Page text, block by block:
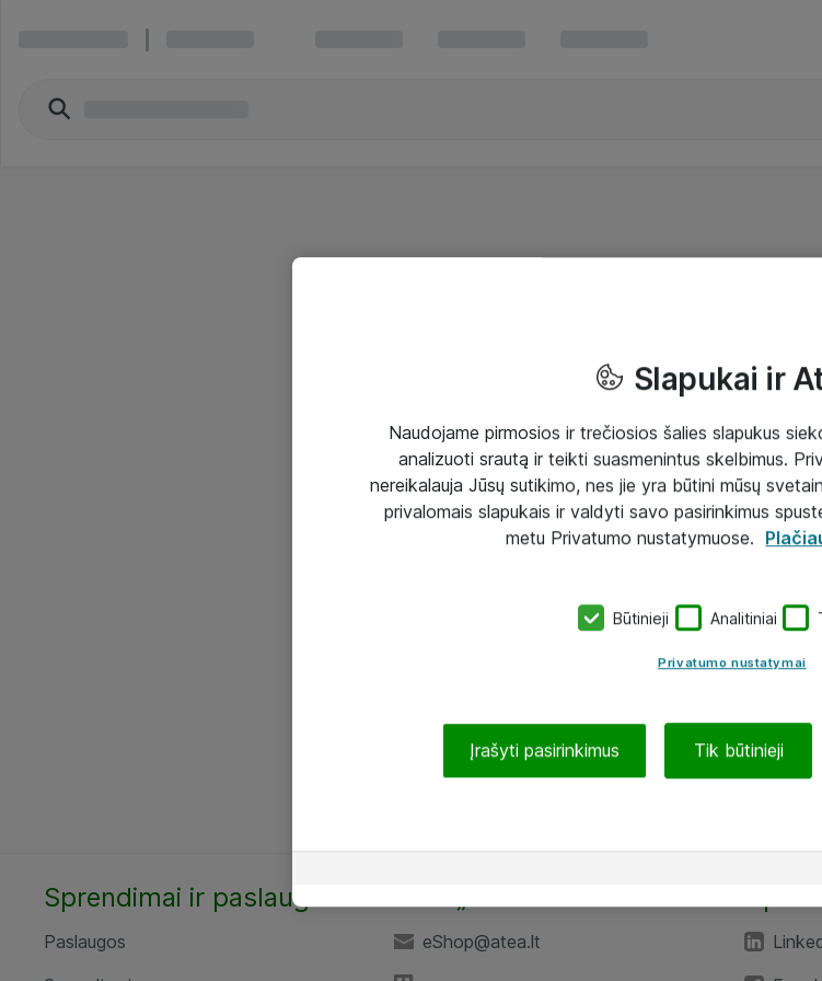
Sprendimai ir paslaugos
Paslaugos
eShop@atea.lt
Slapukai ir
Naudojame pirmosios ir trečiosios šalies slapukus
analizuoti srautą ir teikti suasmenintus skelbimus.
nereikalauja Jūsų sutikimo, nes jie yra būtini mūsų
privalomais slapukais ir valdyti savo pasirinkimus
metu Privatumo nustatymuose.
Būtinieji Analitiniai
Privatumo nustatymai
Įrašyti pasirinkimus Tik būtinieji